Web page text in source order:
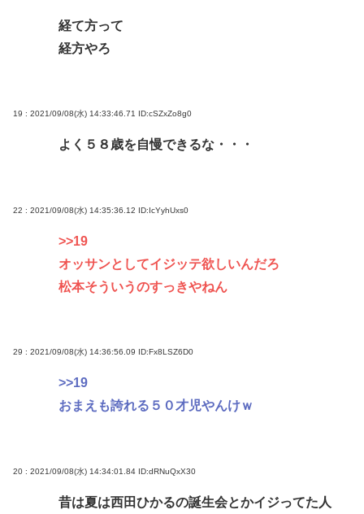
経て方って
経方やろ
19 : 2021/09/08(水) 14:33:46.71 ID:cSZxZo8g0
よく５８歳を自慢できるな・・・
22 : 2021/09/08(水) 14:35:36.12 ID:IcYyhUxs0
>>19
オッサンとしてイジッテ欲しいんだろ
松本そういうのすっきやねん
29 : 2021/09/08(水) 14:36:56.09 ID:Fx8LSZ6D0
>>19
おまえも誇れる５０才児やんけｗ
20 : 2021/09/08(水) 14:34:01.84 ID:dRNuQxX30
昔は夏は西田ひかるの誕生会とかイジってた人